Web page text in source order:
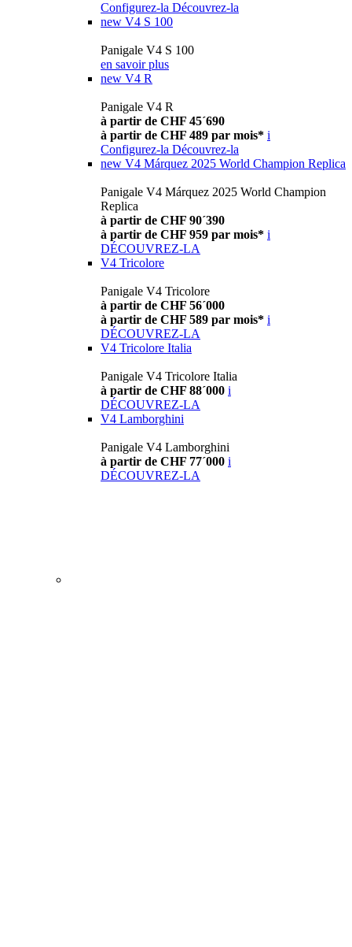
Configurez-la Découvrez-la
new V4 S 100
Panigale V4 S 100
en savoir plus
new V4 R
Panigale V4 R
à partir de CHF 45´690
à partir de CHF 489 par mois* i
Configurez-la Découvrez-la
new V4 Márquez 2025 World Champion Replica
Panigale V4 Márquez 2025 World Champion
Replica
à partir de CHF 90´390
à partir de CHF 959 par mois* i
DÉCOUVREZ-LA
V4 Tricolore
Panigale V4 Tricolore
à partir de CHF 56´000
à partir de CHF 589 par mois* i
DÉCOUVREZ-LA
V4 Tricolore Italia
Panigale V4 Tricolore Italia
à partir de CHF 88´000 i
DÉCOUVREZ-LA
V4 Lamborghini
Panigale V4 Lamborghini
à partir de CHF 77´000 i
DÉCOUVREZ-LA